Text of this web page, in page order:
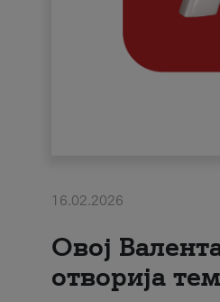
16.02.2026
Овој
отворија